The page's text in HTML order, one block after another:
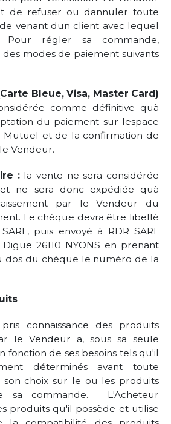
de refuser ou dannuler toute
venant dun client avec lequel
régler sa commande,
modes de paiement suivants
Bleue, Visa, Master Card)
comme définitive quà
du paiement sur lespace
Mutuel et de la confirmation de
Vendeur.
:la vente ne sera considérée
ne sera donc expédiée quà
par le Vendeur du
Le chèque devra être libellé
puis envoyé à RDR SARL
26110 NYONS en prenant
dos du chèque le numéro de la
connaissance des produits
le Vendeur a, sous sa seule
fonction de ses besoins tels qu'il
déterminés avant toute
choix sur le ou les produits
sa commande. L'Acheteur
produits qu'il possède et utilise